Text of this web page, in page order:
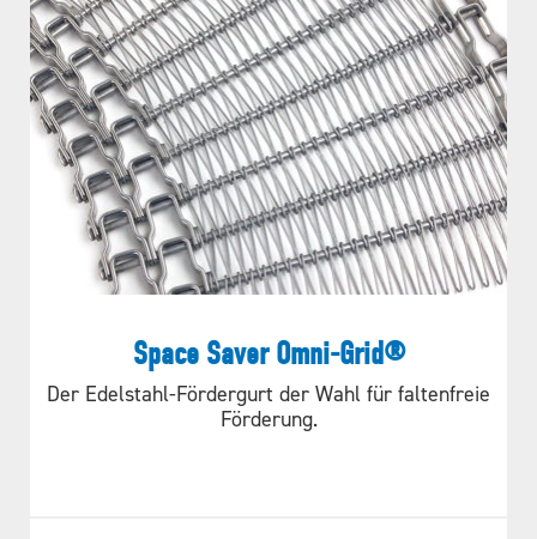
Space Saver Omni-Grid®
Der Edelstahl-Fördergurt der Wahl für faltenfreie
Förderung.